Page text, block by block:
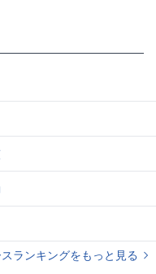
ランキングをもっと見る